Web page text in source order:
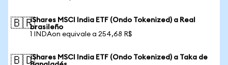
🇧🇷iShares MSCI India ETF (Ondo Tokenized) a Real
brasileño
1 INDAon equivale a 254,68 R$
🇧🇩iShares MSCI India ETF (Ondo Tokenized) a Taka de